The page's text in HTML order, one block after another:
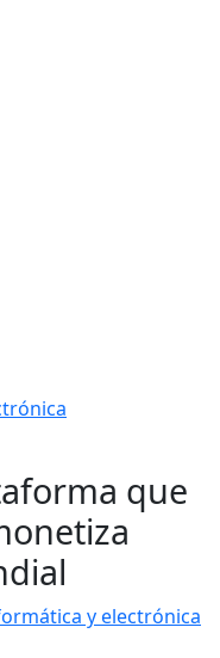
que
y electrónica